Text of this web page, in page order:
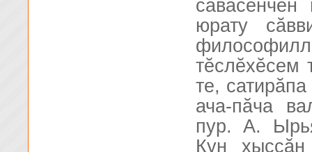
юрату
тĕслĕхĕсем
те,
ача-пăча
пур. А.
Кун хыççăн